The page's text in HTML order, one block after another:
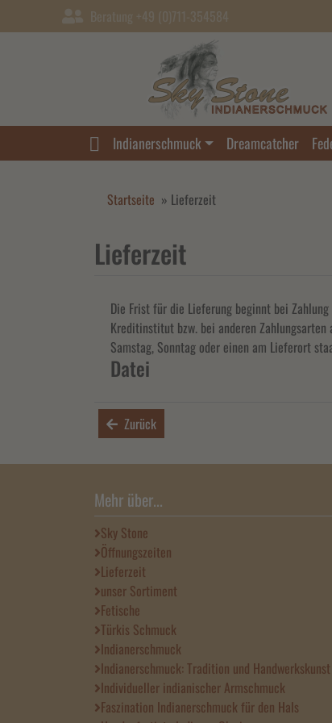
Indianerschmuck Dreamcatcher
Startseite » Lieferzeit
Lieferzeit
Die Frist für die Lieferung beginnt bei
Kreditinstitut bzw. bei anderen
Samstag, Sonntag oder einen am Lieferort
Datei
Zurück
Mehr über...
Sky Stone
Öffnungszeiten
Lieferzeit
unser Sortiment
Fetische
Türkis Schmuck
Indianerschmuck
Indianerschmuck: Tradition und Handwerkskunst
Individueller indianischer Armschmuck
Faszination Indianerschmuck für den Hals